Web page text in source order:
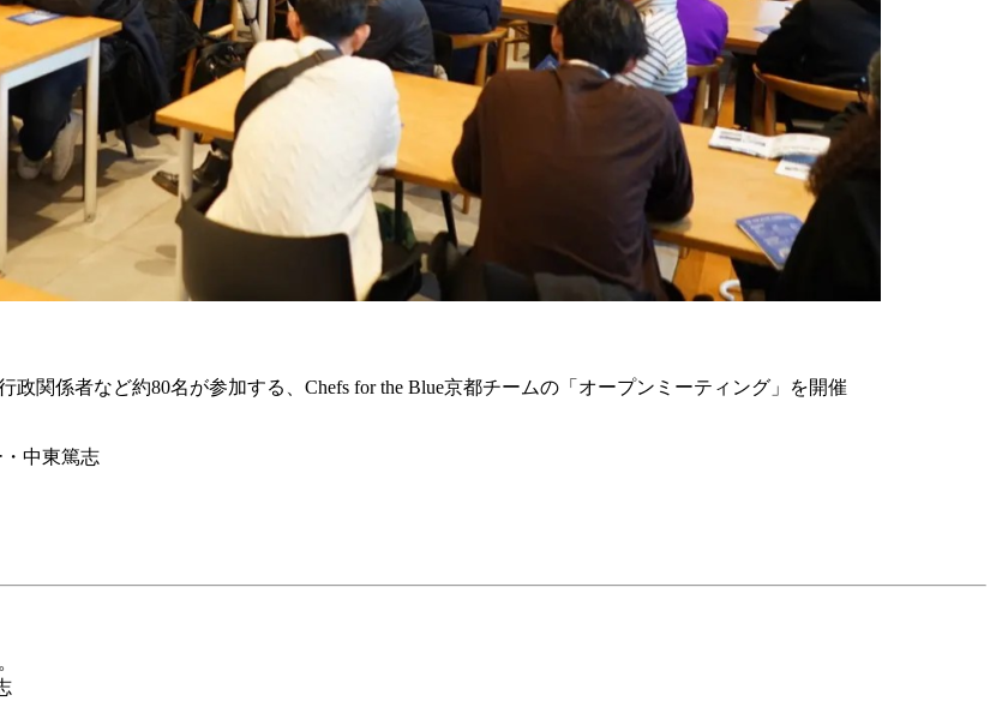
関係者など約80名が参加する、Chefs for the Blue京都チームの「オープンミーティング」を開催
・中東篤志